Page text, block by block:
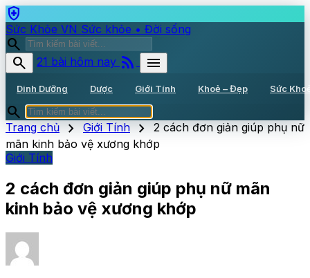
health_and_safety
Sức Khỏe VN Sức khỏe • Đời sống
search
search
21 bài hôm nay rss_feed menu
Dinh Dưỡng Dược Giới Tính Khoẻ – Đẹp Sức
search
Trang chủ chevron_right Giới Tính chevron_right 2 cách đơn giản giúp phụ nữ
mãn kinh bảo vệ xương khớp
Giới Tính
2 cách đơn giản giúp phụ nữ mãn
kinh bảo vệ xương khớp